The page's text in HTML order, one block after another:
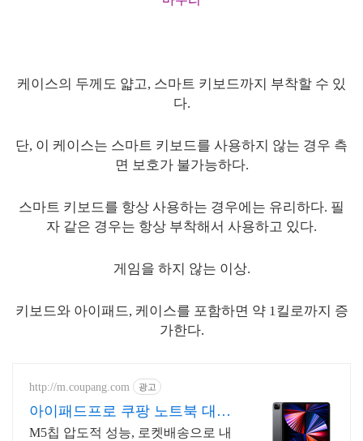
케이스의 두께도 얇고, 스마트 키보드까지 부착할 수 있
다.
단, 이 케이스는 스마트 키보드를 사용하지 않는 경우 측
면 보호가 불가능하다.
스마트 키보드를 항상 사용하는 경우에는 유리하다. 필
자 같은 경우는 항상 부착해서 사용하고 있다.
게임을 하지 않는 이상.
키보드와 아이패드, 케이스를 포함하면 약 1킬로까지 증
가한다.
http://m.coupang.com 광고
아이패드프로 쿠팡 노트북 대신
프로!
M5칩 압도적 성능, 로켓배송으로 내